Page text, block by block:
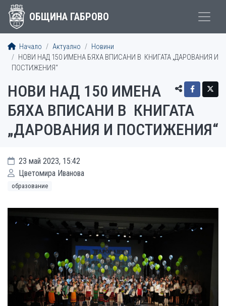
ОБЩИНА ГАБРОВО
Начало Актуално
Новини
НОВИ НАД 150 ИМЕНА БЯХА ВПИСАНИ В КНИГАТА „ДАРОВАНИЯ И
ПОСТИЖЕНИЯ“
НОВИ НАД 150 ИМЕНА
БЯХА ВПИСАНИ В КНИГАТА
„ДАРОВАНИЯ И ПОСТИЖЕНИЯ“
23 май 2023, 15:42
Цветомира Иванова
образование